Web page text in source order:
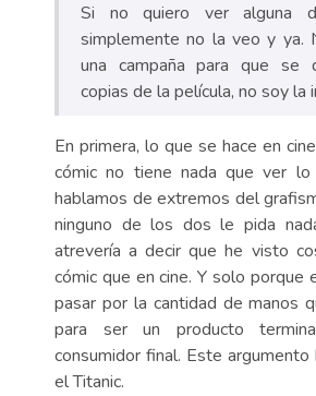
Si no quiero ver alguna
simplemente no la veo y ya.
una campaña para que se
copias de la película, no soy la
En primera, lo que se hace en
cómic no tiene nada que ver
hablamos de extremos del
ninguno de los dos le pida
atrevería a decir que he visto
cómic que en cine. Y solo porque
pasar por la cantidad de manos
para ser un producto
consumidor final. Este
el Titanic.